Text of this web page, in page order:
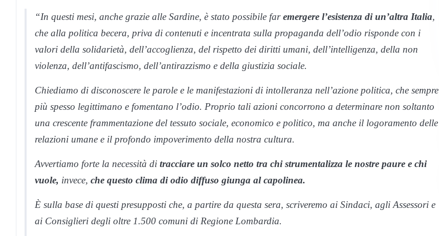
“In questi mesi, anche grazie alle Sardine, è stato possibile faremergere l’esistenza di un’altra Italia,
che alla politica becera, priva di contenuti e incentrata sulla propaganda dell’odio risponde con i
valori della solidarietà, dell’accoglienza, del rispetto dei diritti umani, dell’intelligenza, della non
violenza, dell’antifascismo, dell’antirazzismo e della giustizia sociale.
Chiediamo di disconoscere le parole e le manifestazioni di intolleranza nell’azione politica, che sempre
più spesso legittimano e fomentano l’odio. Proprio tali azioni concorrono a determinare non soltanto
una crescente frammentazione del tessuto sociale, economico e politico, ma anche il logoramento delle
relazioni umane e il profondo impoverimento della nostra cultura.
Avvertiamo forte la necessità di tracciare un solco netto tra chi strumentalizza le nostre paure e chi
vuole, invece, che questo clima di odio diffuso giunga al capolinea.
È sulla base di questi presupposti che, a partire da questa sera, scriveremo ai Sindaci, agli Assessori e
ai Consiglieri degli oltre 1.500 comuni di Regione Lombardia.